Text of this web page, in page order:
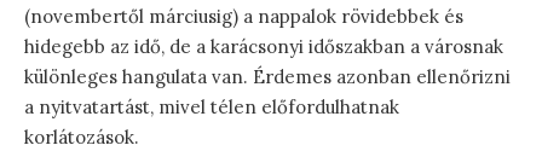
(novembertől márciusig) a nappalok rövidebbek és
hidegebb az idő, de a karácsonyi időszakban a városnak
különleges hangulata van. Érdemes azonban ellenőrizni
a nyitvatartást, mivel télen előfordulhatnak
korlátozások.